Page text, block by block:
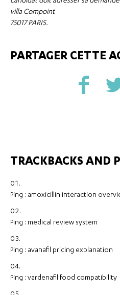
villa Compoint
75017 PARIS.
PARTAGER CETTE
TRACKBACKS AND
Ping : amoxicillin interaction
Ping : medical review system
Ping : avanafil pricing explanation
Ping : vardenafil food compatibility